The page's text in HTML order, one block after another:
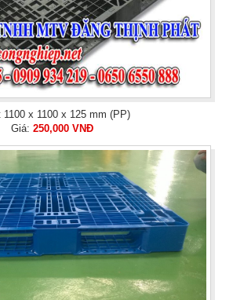
Kích thước đa dạng, giá rẽ, chất lượng đảm bảo tải
trọng an toàn.
Phù hợp cho việc xuất khẩu hàng đi nước ngoài, đủ
Có thể tái xử dụng lại nhiều lần trong việc lưu thông và
KT: 1100 x 1100 x 120 mm, 1000 x 1200 x 120 mm,
1000 x 1000 x 120 mm, 1200 x 1100 x 120 mm,...
1100 x 1100 x 125 mm (PP)
Giá:250,000 VNĐ